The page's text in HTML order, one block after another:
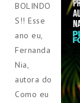
BOLINDO
S!! Esse
ano eu,
Fernanda
Nia,
autora do
Como eu